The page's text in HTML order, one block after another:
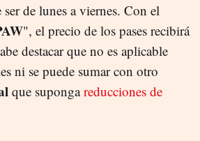
de lunes a viernes. Con el
", el precio de los pases recibirá
destacar que no es aplicable
ni se puede sumar con otro
que supongareducciones de